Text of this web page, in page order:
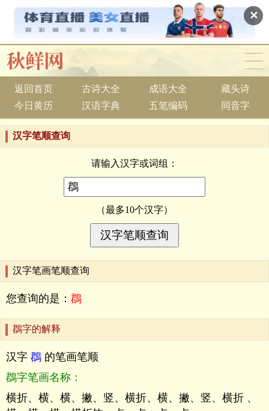
✕
返回首页 古诗大全 成语大全
藏头诗
今日黄历
汉语字典 五笔编码 同音字
汉字笔顺查询
请输入汉字或词组：
（最多10个汉字）
汉字笔画笔顺查询
您查询的是： 鵘
鵘字的解释
汉字 鵘 的笔画笔顺
鵘字笔画名称：
横折、横、横、撇、竖、横折、横、撇、竖、横折 、